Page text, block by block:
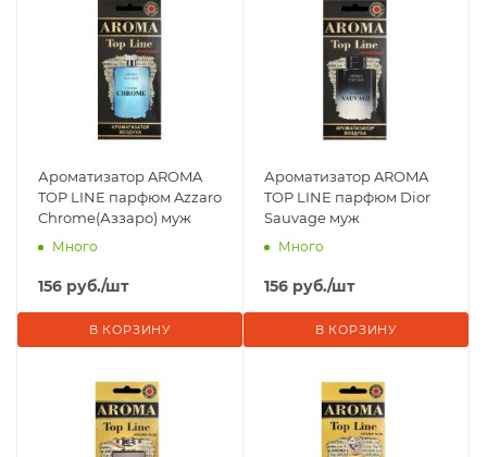
Ароматизатор AROMA
TOP LINE парфюм Azzaro
Chrome(Аззаро) муж
Много
156 руб./шт
В КОРЗИНУ
Ароматизатор AROMA
TOP LINE парфюм Dior
Sauvage муж
Много
156 руб./шт
В КОРЗИНУ